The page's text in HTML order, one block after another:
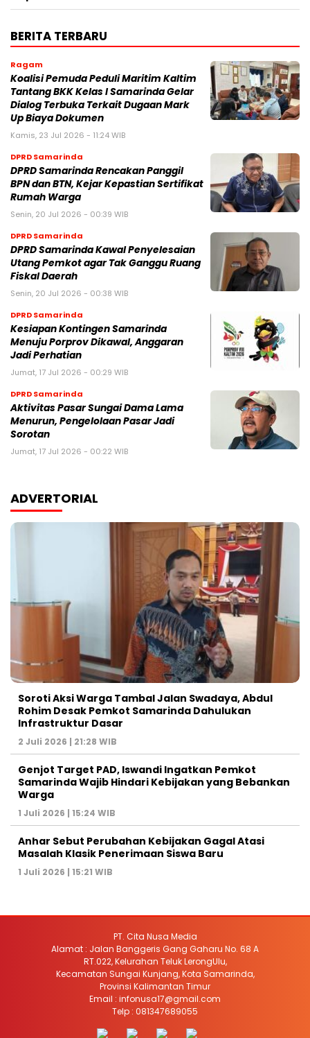
BERITA TERBARU
Ragam
Koalisi Pemuda Peduli Maritim Kaltim
Tantang BKK Kelas I Samarinda Gelar
Dialog Terbuka Terkait Dugaan Mark
Up Biaya Dokumen
Kamis, 23 Jul 2026 - 11:24 WIB
DPRD Samarinda
DPRD Samarinda Rencakan Panggil
BPN dan BTN, Kejar Kepastian Sertifikat
Rumah Warga
Senin, 20 Jul 2026 - 00:39 WIB
DPRD Samarinda
DPRD Samarinda Kawal Penyelesaian
Utang Pemkot agar Tak Ganggu Ruang
Fiskal Daerah
Senin, 20 Jul 2026 - 00:38 WIB
DPRD Samarinda
Kesiapan Kontingen Samarinda
Menuju Porprov Dikawal, Anggaran
Jadi Perhatian
Jumat, 17 Jul 2026 - 00:29 WIB
DPRD Samarinda
Aktivitas Pasar Sungai Dama Lama
Menurun, Pengelolaan Pasar Jadi
Sorotan
Jumat, 17 Jul 2026 - 00:22 WIB
ADVERTORIAL
Soroti Aksi Warga Tambal Jalan Swadaya, Abdul
Rohim Desak Pemkot Samarinda Dahulukan
Infrastruktur Dasar
2 Juli 2026 | 21:28 WIB
Genjot Target PAD, Iswandi Ingatkan Pemkot
Samarinda Wajib Hindari Kebijakan yang Bebankan
Warga
1 Juli 2026 | 15:24 WIB
Anhar Sebut Perubahan Kebijakan Gagal Atasi
Masalah Klasik Penerimaan Siswa Baru
1 Juli 2026 | 15:21 WIB
PT. Cita Nusa Media
Alamat : Jalan Banggeris Gang Gaharu No. 68 A
RT.022, Kelurahan Teluk LerongUlu,
Kecamatan Sungai Kunjang, Kota Samarinda,
Provinsi Kalimantan Timur
Email : infonusa17@gmail.com
Telp : 081347689055